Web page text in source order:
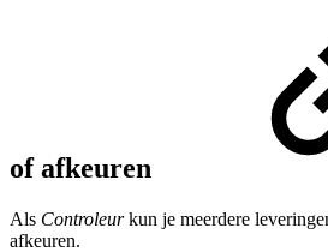
of afkeuren
Als Controleurkun je meerdere
afkeuren.